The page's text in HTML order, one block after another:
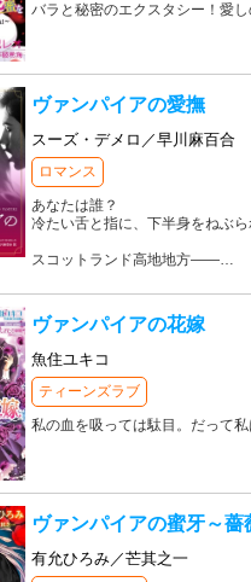
バラと秘密のエクスタシー！愛
ヴァンパイアの愛撫
スーズ・デメロ／早川麻百合
ロマンス
あなたは誰？
冷たい舌と指に、下半身をねぶら
スコットランド高地地方――…
ヴァンパイアの花嫁
魚住ユキコ
ティーンズラブ
私の血を吸っては駄目。だって
ヴァンパイアの蜜牙～
有允ひろみ／芒其之一